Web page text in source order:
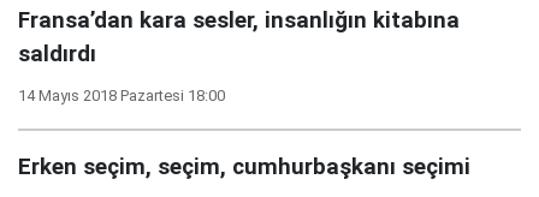
Fransa’dan kara sesler, insanlığın kitabına
saldırdı
14 Mayıs 2018 Pazartesi 18:00
Erken seçim, seçim, cumhurbaşkanı seçimi